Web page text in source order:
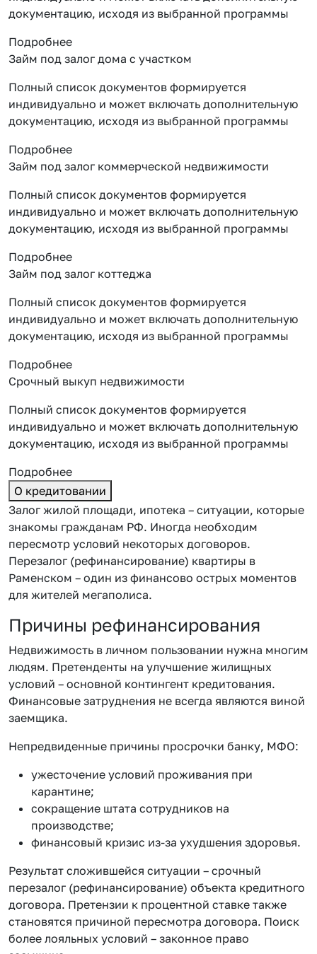
документацию, исходя из выбранной программы
Подробнее
Займ под залог дома с участком
Полный список документов формируется
индивидуально и может включать дополнительную
документацию, исходя из выбранной программы
Подробнее
Займ под залог коммерческой недвижимости
Полный список документов формируется
индивидуально и может включать дополнительную
документацию, исходя из выбранной программы
Подробнее
Займ под залог коттеджа
Полный список документов формируется
индивидуально и может включать дополнительную
документацию, исходя из выбранной программы
Подробнее
Срочный выкуп недвижимости
Полный список документов формируется
индивидуально и может включать дополнительную
документацию, исходя из выбранной программы
Подробнее
О кредитовании
Залог жилой площади, ипотека – ситуации, которые
знакомы гражданам РФ. Иногда необходим
пересмотр условий некоторых договоров.
Перезалог (рефинансирование) квартиры в
Раменском – один из финансово острых моментов
для жителей мегаполиса.
Причины рефинансирования
Недвижимость в личном пользовании нужна многим
людям. Претенденты на улучшение жилищных
условий – основной контингент кредитования.
Финансовые затруднения не всегда являются виной
заемщика.
Непредвиденные причины просрочки банку, МФО:
ужесточение условий проживания при
карантине;
сокращение штата сотрудников на
производстве;
финансовый кризис из-за ухудшения здоровья.
Результат сложившейся ситуации – срочный
перезалог (рефинансирование) объекта кредитного
договора. Претензии к процентной ставке также
становятся причиной пересмотра договора. Поиск
более лояльных условий – законное право